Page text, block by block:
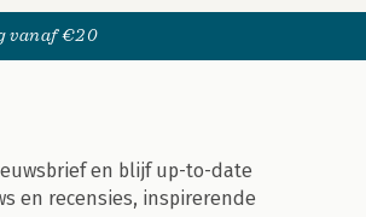
vanaf €20
en blijf up-to-date
en recensies, inspirerende